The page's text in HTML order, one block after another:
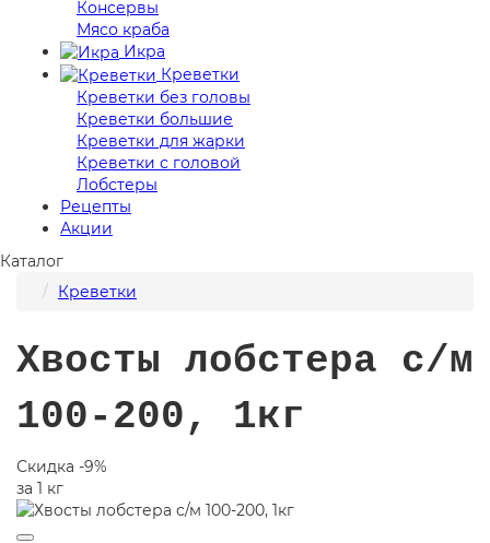
Консервы
Мясо краба
Икра
Креветки
Креветки без головы
Креветки большие
Креветки для жарки
Креветки с головой
Лобстеры
Рецепты
Акции
Каталог
Креветки
Хвосты лобстера с/м
100-200, 1кг
Скидка -9%
за 1 кг